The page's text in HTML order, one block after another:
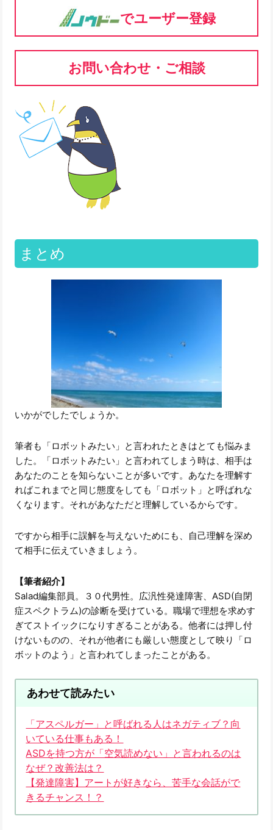
でユーザー登録
お問い合わせ・ご相談
まとめ
いかがでしたでしょうか。
筆者も「ロボットみたい」と言われたときはとても悩みま
した。「ロボットみたい」と言われてしまう時は、相手は
あなたのことを知らないことが多いです。あなたを理解す
ればこれまでと同じ態度をしても「ロボット」と呼ばれな
くなります。それがあなただと理解しているからです。
ですから相手に誤解を与えないためにも、自己理解を深め
て相手に伝えていきましょう。
【筆者紹介】
Salad編集部員。３０代男性。広汎性発達障害、ASD(自閉
症スペクトラム)の診断を受けている。職場で理想を求めす
ぎてストイックになりすぎることがある。他者には押し付
けないものの、それが他者にも厳しい態度として映り「ロ
ボットのよう」と言われてしまったことがある。
あわせて読みたい
「アスペルガー」と呼ばれる人はネガティブ？向
いている仕事もある！
ASDを持つ方が「空気読めない」と言われるのは
なぜ？改善法は？
【発達障害】アートが好きなら、苦手な会話がで
きるチャンス！？